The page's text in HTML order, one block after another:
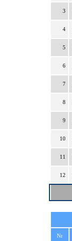
3
4
5
6
7
8
9
10
11
12
Nr